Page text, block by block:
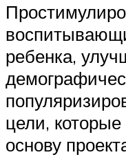
ребенка,
цели,
основу